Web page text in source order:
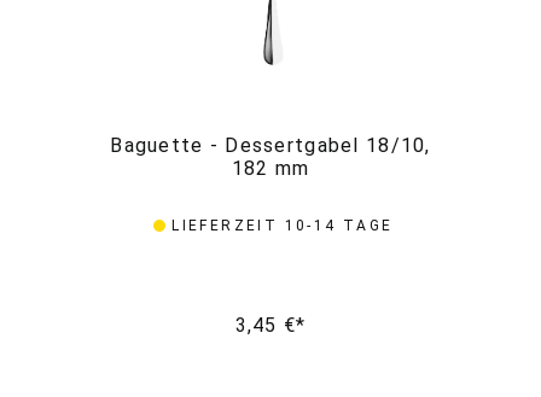
Baguette - Dessertgabel 18/10,
182 mm
LIEFERZEIT 10-14 TAGE
3,45 €*